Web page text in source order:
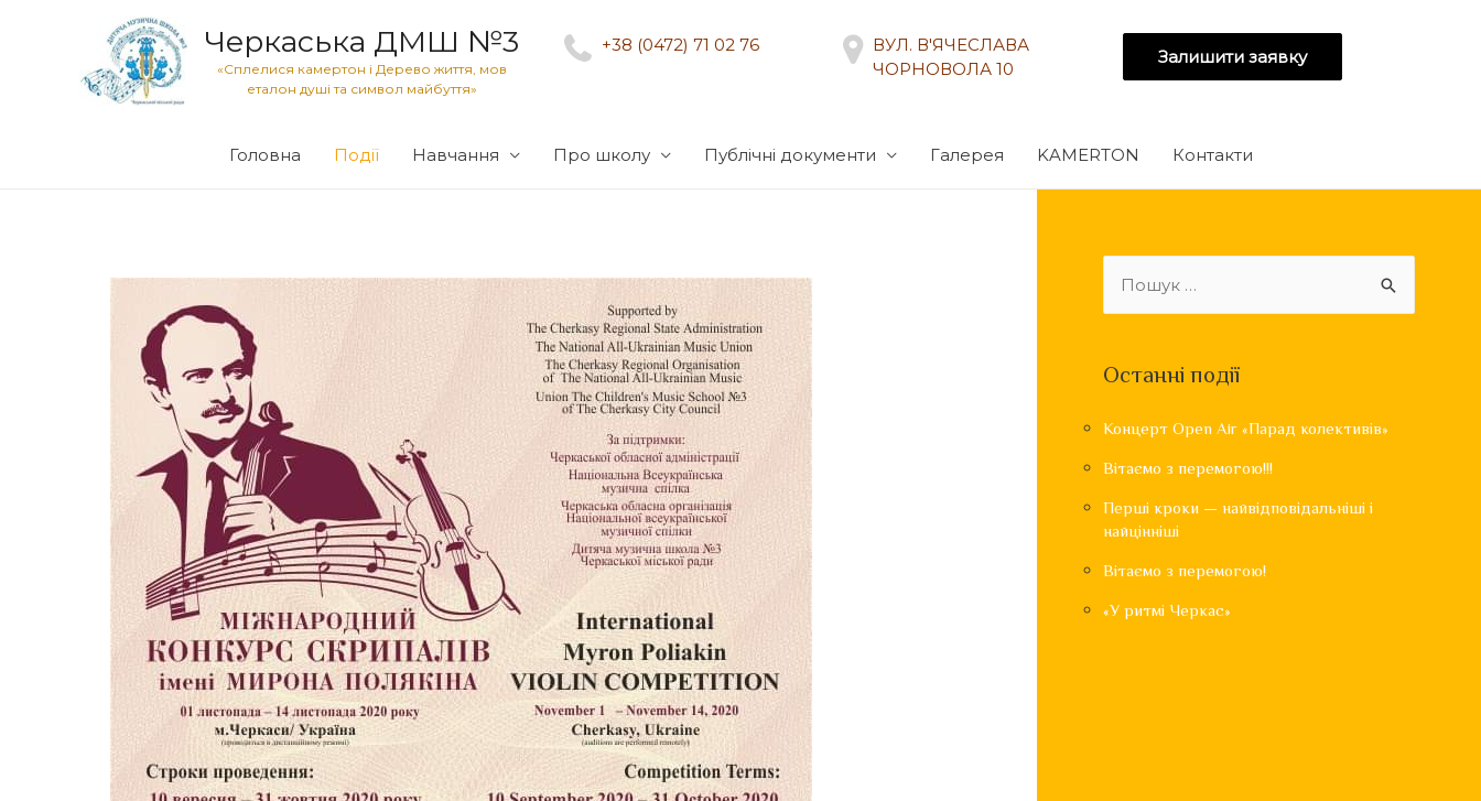
Черкаська ДМШ №3
«Сплелися камертон і Дерево життя, мов
еталон душі та символ майбуття»
+38 (0472) 71 02 76
ВУЛ. В'ЯЧЕСЛАВА
ЧОРНОВОЛА 10
Залишити заявку
Головна Події Навчання Про школу Публічні документи Галерея KAMERTON Контакти
Останні події
Концерт Open Air «Парад колективів»
Вітаємо з перемогою!!!
Перші кроки — найвідповідальніші і
найцінніші
Вітаємо з перемогою!
«У ритмі Черкас»